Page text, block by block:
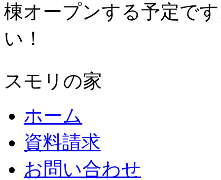
棟オープンする予定で
い！
スモリの家
ホーム
資料請求
お問い合わせ